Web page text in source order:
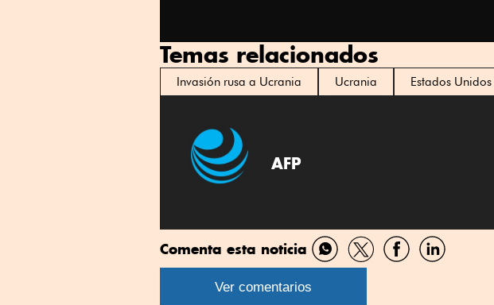
Temas relacionados
Invasión rusa a Ucrania Ucrania Estados Unidos
AFP
Comenta esta noticia
Compartir
por
Compartir
por
CompartirCompartir
Ver comentarios